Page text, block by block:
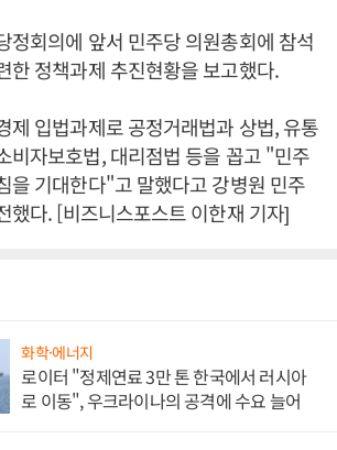
정회의에 앞서 민주당 의원총회에 참석
한 정책과제 추진현황을 보고했다.
제 입법과제로 공정거래법과 상법, 유통
비자보호법, 대리점법 등을 꼽고 "민주
을 기대한다"고 말했다고 강병원 민주
했다. [비즈니스포스트 이한재 기자]
화학·에너지
로이터 "정제연료 3만 톤 한국에서 러시아
로 이동", 우크라이나의 공격에 수요 늘어